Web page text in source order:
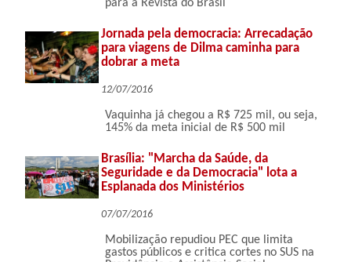
para a Revista do Brasil
Jornada pela democracia: Arrecadação
para viagens de Dilma caminha para
dobrar a meta
12/07/2016
Vaquinha já chegou a R$ 725 mil, ou seja,
145% da meta inicial de R$ 500 mil
Brasília: "Marcha da Saúde, da
Seguridade e da Democracia" lota a
Esplanada dos Ministérios
07/07/2016
Mobilização repudiou PEC que limita
gastos públicos e critica cortes no SUS na